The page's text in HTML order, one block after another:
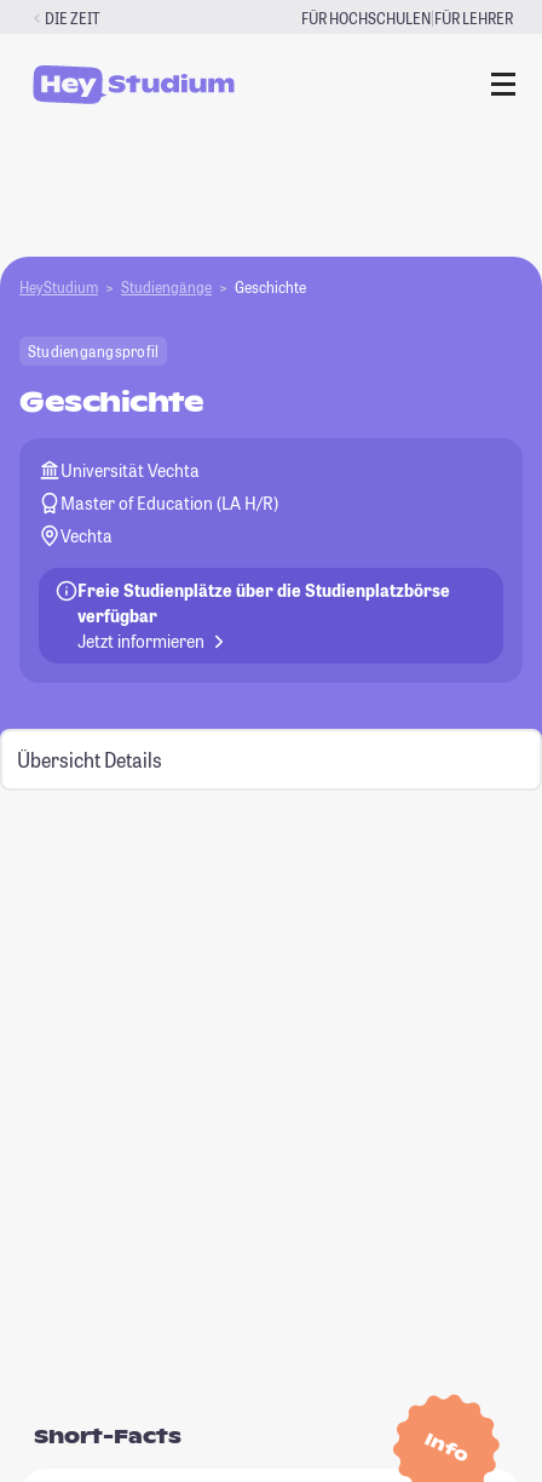
Zum
springen
DIE ZEIT FÜR HOCHSCHULEN|FÜR LEHRER
HeyStudium Studiengänge Geschichte
Studiengangsprofil
Geschichte
Universität Vechta
Master of Education (LA H/R)
Vechta
Freie Studienplätze über die Studienplatzbörse
verfügbar
Jetzt informieren
Übersicht Details
Info
Short-Facts